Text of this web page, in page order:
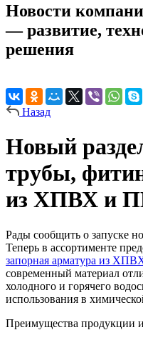
Новости
— развитие,
решения
Назад
Новый
трубы,
из ХПВХ и
Рады сообщить о запуске
Теперь в ассортименте
запорная арматура из
современный материал
холодного и горячего
использования в
Преимущества